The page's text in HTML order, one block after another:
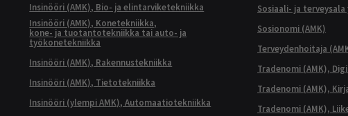
Insinööri (AMK), Bio- ja elintarviketekniikka
Insinööri (AMK), Konetekniikka,
kone- ja tuotantotekniikka tai auto- ja
työkonetekniikka
Insinööri (AMK), Rakennustekniikka
Insinööri (AMK), Tietotekniikka
Insinööri (ylempi AMK), Automaatiotekniikka
Sosiaali- ja terveysala
Sosionomi (AMK)
Terveydenhoitaja
Tradenomi (AMK),
Tradenomi (AMK),
Tradenomi (AMK),